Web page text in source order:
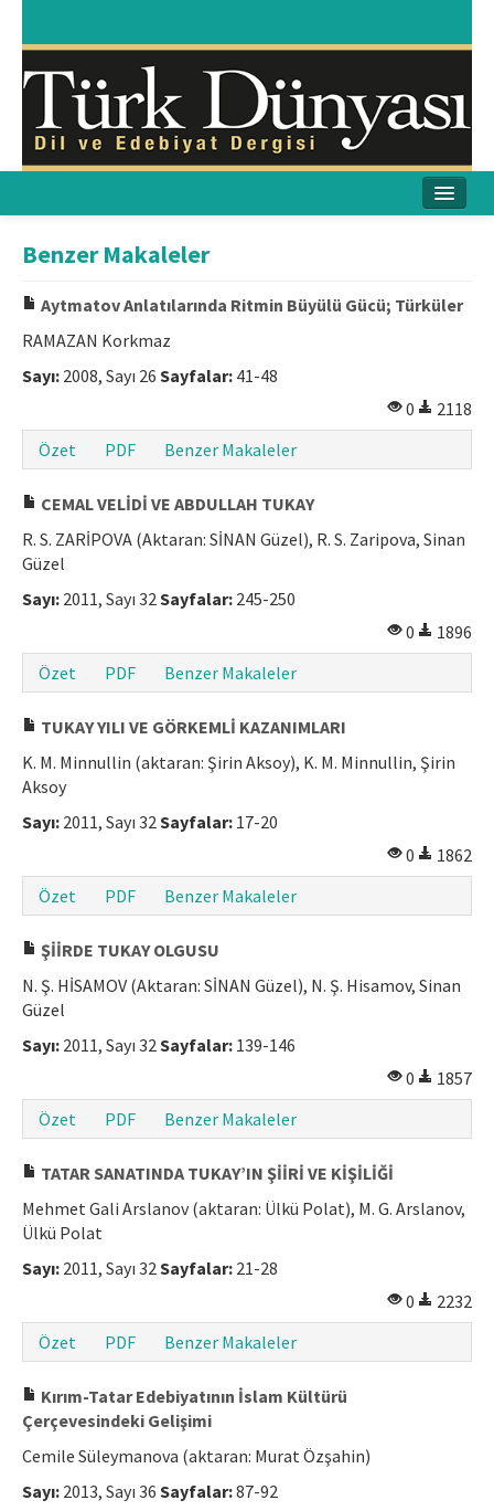
Yayın İlkeleri
Etik İlkeler
İletişim
Benzer Makaleler
Aytmatov Anlatılarında Ritmin Büyülü Gücü; Türküler
RAMAZAN Korkmaz
Sayı: 2008, Sayı 26 Sayfalar: 41-48
0
2118
Özet
PDF Benzer Makaleler
CEMAL VELİDİ VE ABDULLAH TUKAY
R. S. ZARİPOVA (Aktaran: SİNAN Güzel), R. S. Zaripova, Sinan
Güzel
Sayı: 2011, Sayı 32 Sayfalar: 245-250
0
1896
Özet
PDF Benzer Makaleler
TUKAY YILI VE GÖRKEMLİ KAZANIMLARI
K. M. Minnullin (aktaran: Şirin Aksoy), K. M. Minnullin, Şirin
Aksoy
Sayı: 2011, Sayı 32 Sayfalar: 17-20
0
1862
Özet
PDF Benzer Makaleler
ŞİİRDE TUKAY OLGUSU
N. Ş. HİSAMOV (Aktaran: SİNAN Güzel), N. Ş. Hisamov, Sinan
Güzel
Sayı: 2011, Sayı 32 Sayfalar: 139-146
0
1857
Özet
PDF Benzer Makaleler
TATAR SANATINDA TUKAY’IN ŞİİRİ VE KİŞİLİĞİ
Mehmet Gali Arslanov (aktaran: Ülkü Polat), M. G. Arslanov,
Ülkü Polat
Sayı: 2011, Sayı 32 Sayfalar: 21-28
0
2232
Özet
PDF Benzer Makaleler
Kırım-Tatar Edebiyatının İslam Kültürü
Çerçevesindeki Gelişimi
Cemile Süleymanova (aktaran: Murat Özşahin)
Sayı: 2013, Sayı 36 Sayfalar:87-92